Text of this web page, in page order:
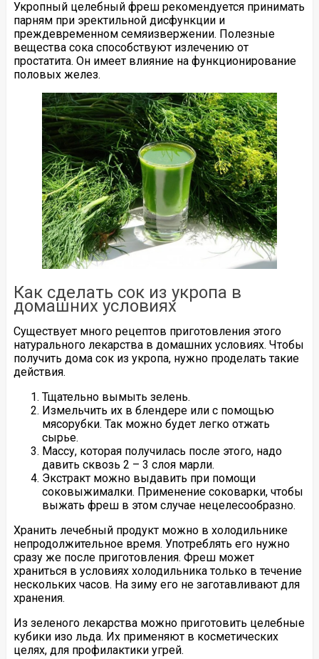
Укропный целебный фреш рекомендуется принимать
парням при эректильной дисфункции и
преждевременном семяизвержении. Полезные
вещества сока способствуют излечению от
простатита. Он имеет влияние на функционирование
половых желез.
Как сделать сок из укропа в
домашних условиях
Существует много рецептов приготовления этого
натурального лекарства в домашних условиях. Чтобы
получить дома сок из укропа, нужно проделать такие
действия.
Тщательно вымыть зелень.
Измельчить их в блендере или с помощью
мясорубки. Так можно будет легко отжать
сырье.
Массу, которая получилась после этого, надо
давить сквозь 2 – 3 слоя марли.
Экстракт можно выдавить при помощи
соковыжималки. Применение соковарки, чтобы
выжать фреш в этом случае нецелесообразно.
Хранить лечебный продукт можно в холодильнике
непродолжительное время. Употреблять его нужно
сразу же после приготовления. Фреш может
храниться в условиях холодильника только в течение
нескольких часов. На зиму его не заготавливают для
хранения.
Из зеленого лекарства можно приготовить целебные
кубики изо льда. Их применяют в косметических
целях, для профилактики угрей.